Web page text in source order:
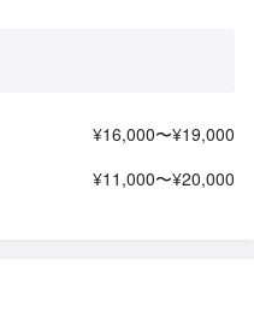
¥16,000〜¥19,000
¥11,000〜¥20,000